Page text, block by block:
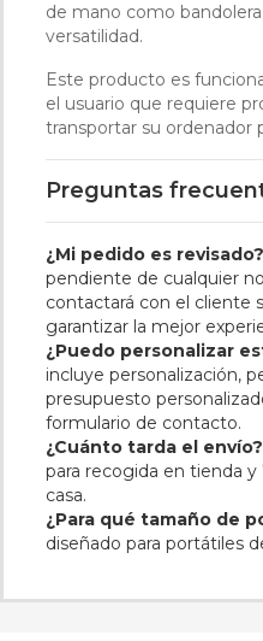
de mano como
versatilidad.
Este producto es
el usuario que requiere
transportar su ordenador
Preguntas
¿Mi pedido es revisado?
pendiente de cualquier
contactará con el cliente
garantizar la mejor
¿Puedo personalizar
incluye personalización,
presupuesto
formulario de contacto.
¿Cuánto tarda el envío?
para recogida en tienda
casa.
¿Para qué tamaño de
diseñado para portátiles